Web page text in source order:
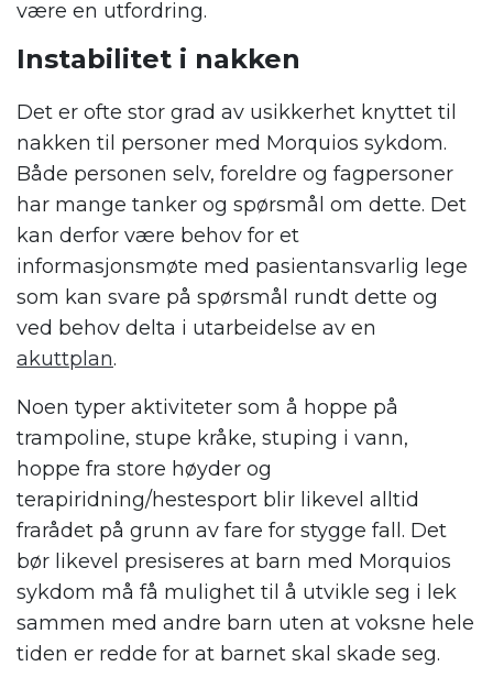
være en utfordring.
Instabilitet i nakken
Det er ofte stor grad av usikkerhet knyttet til
nakken til personer med Morquios sykdom.
Både personen selv, foreldre og fagpersoner
har mange tanker og spørsmål om dette. Det
kan derfor være behov for et
informasjonsmøte med pasientansvarlig lege
som kan svare på spørsmål rundt dette og
ved behov delta i utarbeidelse av en
akuttplan.
Noen typer aktiviteter som å hoppe på
trampoline, stupe kråke, stuping i vann,
hoppe fra store høyder og
terapiridning/hestesport blir likevel alltid
frarådet på grunn av fare for stygge fall. Det
bør likevel presiseres at barn med Morquios
sykdom må få mulighet til å utvikle seg i lek
sammen med andre barn uten at voksne hele
tiden er redde for at barnet skal skade seg.